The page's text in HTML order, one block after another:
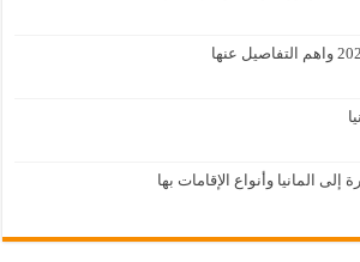
المانيا وأنواع الإقامات بها